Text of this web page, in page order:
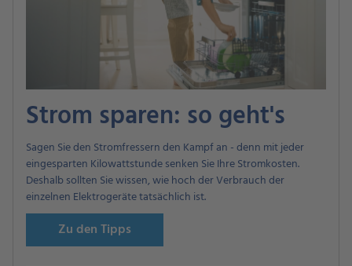
Strom sparen: so geht's
Sagen Sie den Stromfressern den Kampf an - denn mit jeder
eingesparten Kilowattstunde senken Sie Ihre Stromkosten.
Deshalb sollten Sie wissen, wie hoch der Verbrauch der
einzelnen Elektrogeräte tatsächlich ist.
Zu den Tipps